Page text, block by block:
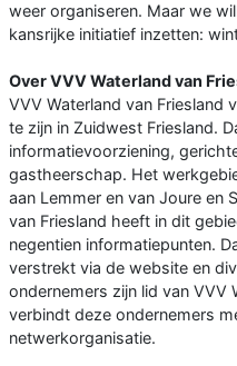
weer organiseren. Maar we
kansrijke initiatief inzetten:
Over VVV Waterland van
VVV Waterland van Friesland
te zijn in Zuidwest Friesland.
informatievoorziening,
gastheerschap. Het
aan Lemmer en van Joure en
van Friesland heeft in dit
negentien informatiepunten.
verstrekt via de website en
ondernemers zijn lid van VVV
verbindt deze ondernemers
netwerkorganisatie.